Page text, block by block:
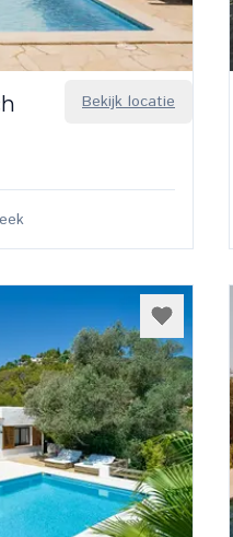
Bekijk locatie